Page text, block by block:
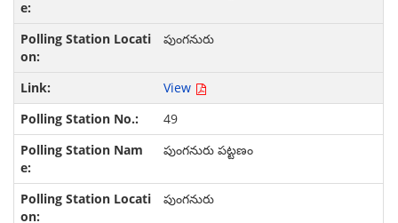
పుంగనురు
View
49
పుంగనురు పట్టణం
పుంగనురు